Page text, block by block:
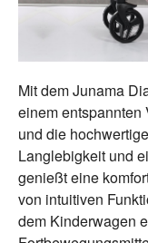
Mit dem Junama
einem entspannten
und die
Langlebigkeit und
genießt eine
von intuitiven
dem Kinderwagen